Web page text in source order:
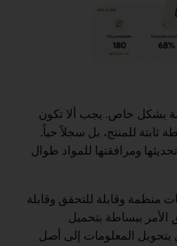
بشكل خاص. يجب ألا تكون
ثابتة للمنتج، بل سجلاً حياً.
ومرافقتها للمواد طوال
منظمة وقابلة للتحقق وقابلة
الأمر ببساطة بتحميل
بتحويل المعلومات إلى أصل